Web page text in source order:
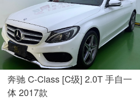
奔驰 C-Class [C级] 2.0T 手自一
体 2017款